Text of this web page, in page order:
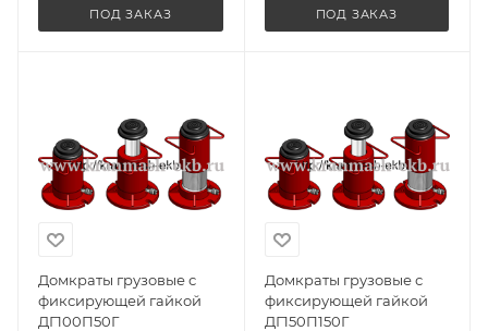
ПОД ЗАКАЗ ПОД ЗАКАЗ
Домкраты грузовые с
фиксирующей гайкой
ДГ100П50Г
Домкраты грузовые с
фиксирующей гайкой
ДГ150П150Г